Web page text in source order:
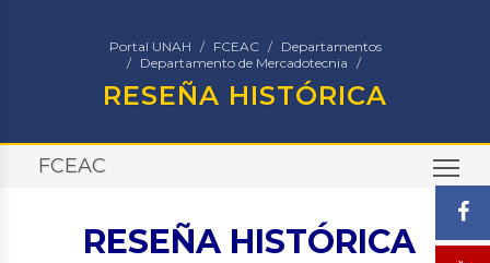
Portal UNAH FCEAC
Departamentos
Departamento de Mercadotecnia
RESEÑA HISTÓRICA
FCEAC
RESEÑA HISTÓRICA